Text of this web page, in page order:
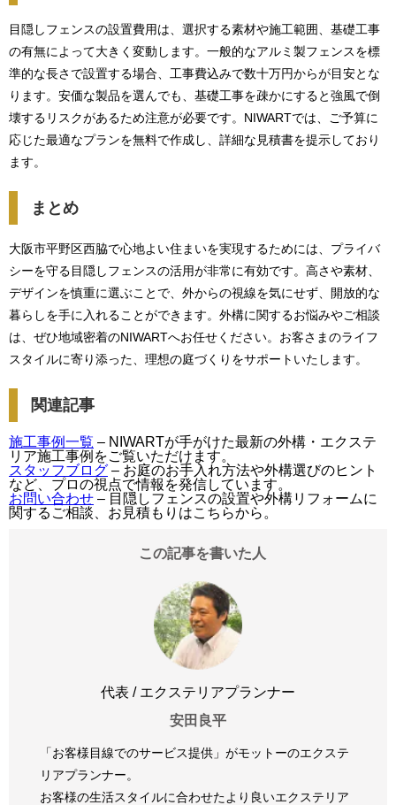
目隠しフェンスの設置費用は、選択する素材や施工範囲、基礎工事
の有無によって大きく変動します。一般的なアルミ製フェンスを標
準的な長さで設置する場合、工事費込みで数十万円からが目安とな
ります。安価な製品を選んでも、基礎工事を疎かにすると強風で倒
壊するリスクがあるため注意が必要です。NIWARTでは、ご予算に
応じた最適なプランを無料で作成し、詳細な見積書を提示しており
ます。
まとめ
大阪市平野区西脇で心地よい住まいを実現するためには、プライバ
シーを守る目隠しフェンスの活用が非常に有効です。高さや素材、
デザインを慎重に選ぶことで、外からの視線を気にせず、開放的な
暮らしを手に入れることができます。外構に関するお悩みやご相談
は、ぜひ地域密着のNIWARTへお任せください。お客さまのライフ
スタイルに寄り添った、理想の庭づくりをサポートいたします。
関連記事
施工事例一覧 – NIWARTが手がけた最新の外構・エクステ
リア施工事例をご覧いただけます。
スタッフブログ – お庭のお手入れ方法や外構選びのヒント
など、プロの視点で情報を発信しています。
お問い合わせ – 目隠しフェンスの設置や外構リフォームに
関するご相談、お見積もりはこちらから。
この記事を書いた人
代表 / エクステリアプランナー
安田良平
「お客様目線でのサービス提供」がモットーのエクステ
リアプランナー。
お客様の生活スタイルに合わせたより良いエクステリア